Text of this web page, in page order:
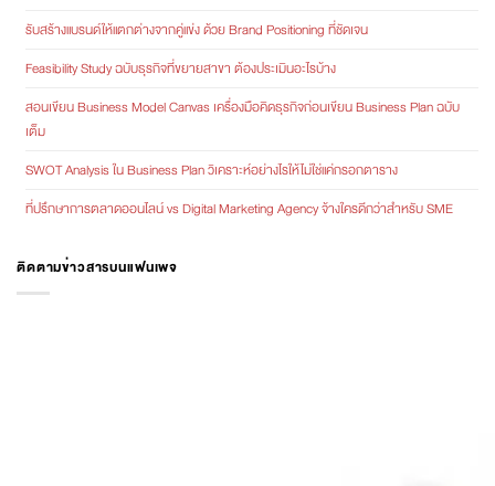
รับสร้างแบรนด์ให้แตกต่างจากคู่แข่ง ด้วย Brand Positioning ที่ชัดเจน
Feasibility Study ฉบับธุรกิจที่ขยายสาขา ต้องประเมินอะไรบ้าง
สอนเขียน Business Model Canvas เครื่องมือคิดธุรกิจก่อนเขียน Business Plan ฉบับ
เต็ม
SWOT Analysis ใน Business Plan วิเคราะห์อย่างไรให้ไม่ใช่แค่กรอกตาราง
ที่ปรึกษาการตลาดออนไลน์ vs Digital Marketing Agency จ้างใครดีกว่าสำหรับ SME
ติดตามข่าวสารบนแฟนเพจ